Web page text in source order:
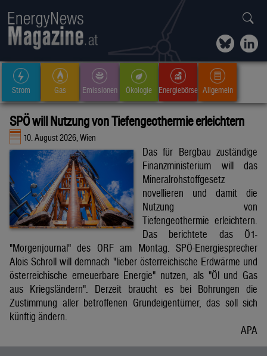
Strom Gas Emissionen Ökologie Energiebörse Allgemein
SPÖ will Nutzung von Tiefengeothermie erleichtern
10. August 2026, Wien
Das für Bergbau zuständige
Finanzministerium will das
Mineralrohstoffgesetz
novellieren und damit die
Nutzung von
Tiefengeothermie erleichtern.
Das berichtete das Ö1-
"Morgenjournal" des ORF am Montag. SPÖ-Energiesprecher
Alois Schroll will demnach "lieber österreichische Erdwärme und
österreichische erneuerbare Energie" nutzen, als "Öl und Gas
aus Kriegsländern". Derzeit braucht es bei Bohrungen die
Zustimmung aller betroffenen Grundeigentümer, das soll sich
künftig ändern.
APA